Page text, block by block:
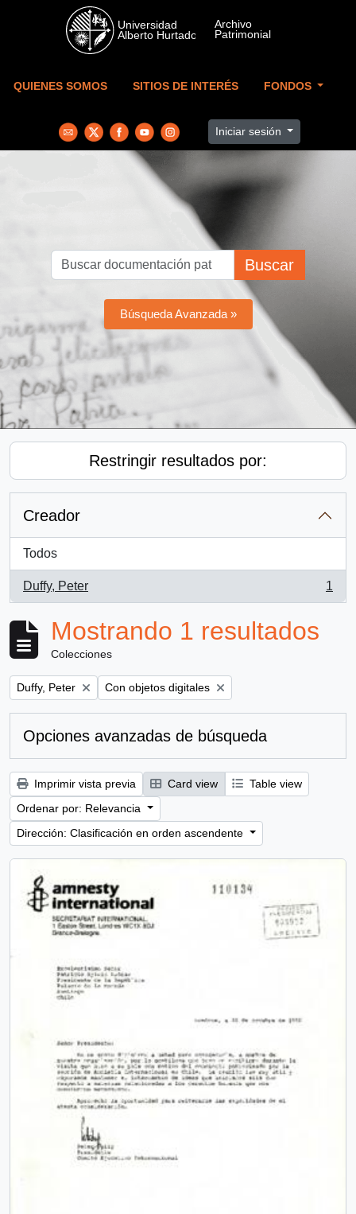
Skip to main content
QUIENES SOMOS SITIOS DE INTERÉS FONDOS
Iniciar sesión
Buscar
Búsqueda Avanzada »
Restringir resultados por:
Creador
Todos
Duffy, Peter
, 1 resultados
1
Mostrando 1 resultados
Colecciones
Remove filter:
Duffy, Peter Remove filter:
Con objetos digitales
Opciones avanzadas de búsqueda
Imprimir vista previa Card view
Table view
Ordenar por: Relevancia
Dirección: Clasificación en orden ascendente